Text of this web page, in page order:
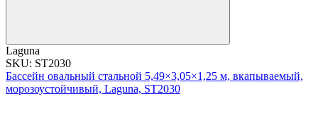
Laguna
SKU: ST2030
Бассейн овальный стальной 5,49×3,05×1,25 м, вкапываемый,
морозоустойчивый, Laguna, ST2030